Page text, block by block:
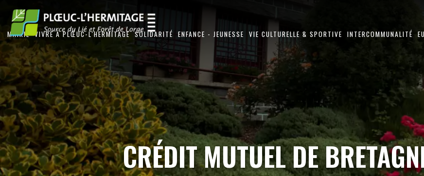
MAIRIE VIVRE À PLŒUC-L'HERMITAGE SOLIDARITÉ ENFANCE - JEUNESSE VIE CULTURELLE & SPORTIVE INTERCOMMUNALITÉ
CRÉDIT MUTUEL DE